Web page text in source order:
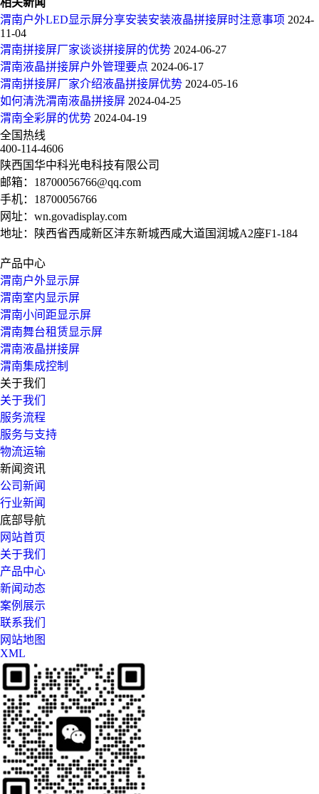
相关新闻
渭南户外LED显示屏分享安装安装液晶拼接屏时注意事项 2024-
11-04
渭南拼接屏厂家谈谈拼接屏的优势 2024-06-27
渭南液晶拼接屏户外管理要点 2024-06-17
渭南拼接屏厂家介绍液晶拼接屏优势 2024-05-16
如何清洗渭南液晶拼接屏 2024-04-25
渭南全彩屏的优势 2024-04-19
全国热线
400-114-4606
陕西国华中科光电科技有限公司
邮箱： 18700056766@qq.com
手机： 18700056766
网址： wn.govadisplay.com
地址：陕西省西咸新区沣东新城西咸大道国润城A2座F1-184
产品中心
渭南户外显示屏
渭南室内显示屏
渭南小间距显示屏
渭南舞台租赁显示屏
渭南液晶拼接屏
渭南集成控制
关于我们
关于我们
服务流程
服务与支持
物流运输
新闻资讯
公司新闻
行业新闻
底部导航
网站首页
关于我们
产品中心
新闻动态
案例展示
联系我们
网站地图
XML